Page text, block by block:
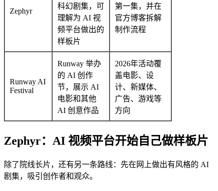
Zephyr
科幻剧集，可
理解为 AI 视
频平台做出的
样板片
第一集，并在
官方博客拆解
制作流程
Runway AI
Festival
Runway 举办
的 AI 创作
节，展示 AI
电影和其他
AI 创意作品
2026年活动覆
盖电影、设
计、新媒体、
广告、游戏等
方向
Zephyr：AI 视频平台开始自己做样板片
除了院线长片，还有另一条路线：先在网上做出有风格的 AI
剧集，吸引创作者和观众。